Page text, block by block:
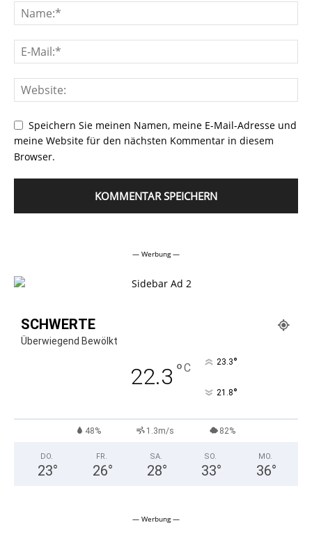
Speichern Sie meinen Namen, meine E-Mail-Adresse und
meine Website für den nächsten Kommentar in diesem
Browser.
— Werbung —
SCHWERTE
Überwiegend Bewölkt
22.3 °C 23.3°
21.8°
48% 1.3m/s 82%
DO.
23°
FR.
26°
SA.
28°
SO.
33°
MO.
36°
— Werbung —